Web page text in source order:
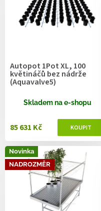
Autopot 1Pot XL, 100
květináčů bez nádrže
(Aquavalve5)
Skladem na e-shopu
85 631 Kč
Novinka
NADROZMĚR